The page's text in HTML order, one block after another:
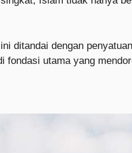
ditandai dengan
utama yang